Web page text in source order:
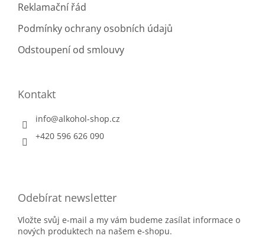
Reklamační řád
Podmínky ochrany osobních údajů
Odstoupení od smlouvy
Kontakt
info@alkohol-shop.cz
+420 596 626 090
Odebírat newsletter
Vložte svůj e-mail a my vám budeme zasílat informace o
nových produktech na našem e-shopu.